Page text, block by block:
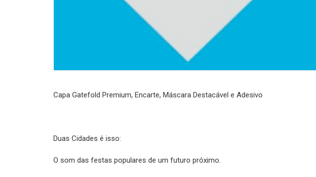
Capa Gatefold Premium, Encarte, Máscara Destacável e Adesivo
Duas Cidades é isso:
O som das festas populares de um futuro próximo.